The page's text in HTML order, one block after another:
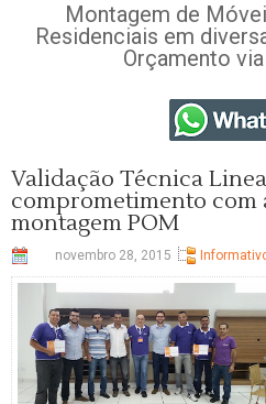
Montagem de
Residenciais em
Orçamento
Validação Técnica
comprometimento com
montagem POM
novembro 28, 2015